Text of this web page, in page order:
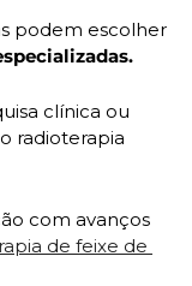
podem escolher
clínica ou
radioterapia
com avanços
de feixe de